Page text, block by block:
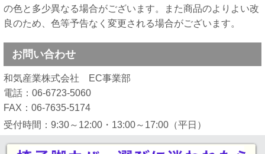
の色と多少異なる場合がございます。また商品のよりよい改
良のため、色等予告なく変更される場合がございます。
お問い合わせ
和気産業株式会社 EC事業部
電話：06-6723-5060
FAX：06-7635-5174
受付時間：9:30～12:00・13:00～17:00（平日）